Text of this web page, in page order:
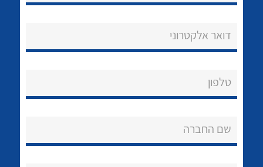
לכל מוצרי היצרן
דואר אלקטרוני
טלפון
שם החברה